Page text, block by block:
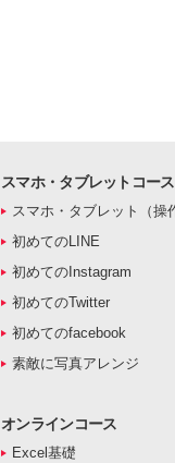
スマホ・タブレットコース
スマホ・タブレット（操
初めてのLINE
初めてのInstagram
初めてのTwitter
初めてのfacebook
素敵に写真アレンジ
オンラインコース
Excel基礎